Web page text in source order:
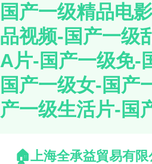
国产一级精品电
品视频-国产一级
A片-国产一级免-
国产一级女-国产
产一级生活片-国
上海全承益貿易有限